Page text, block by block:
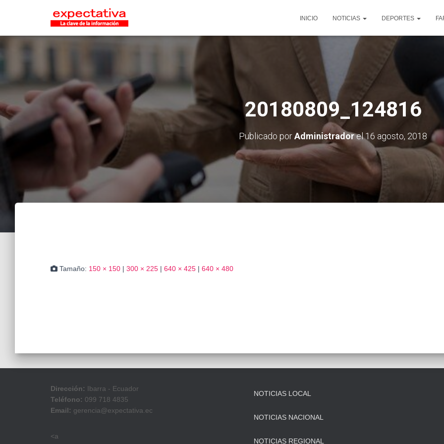
INICIO NOTICIAS DEPORTES
20180809_124816
Publicado porAdministradorel16 agosto, 2018
Tamaño: 150 × 150 | 300 × 225 | 640 × 425 | 640 × 480
Dirección: Ibarra - Ecuador
Teléfono: 099 718 4835
Email: gerencia@expectativa.ec
<a
NOTICIAS LOCAL
NOTICIAS NACIONAL
NOTICIAS REGIONAL